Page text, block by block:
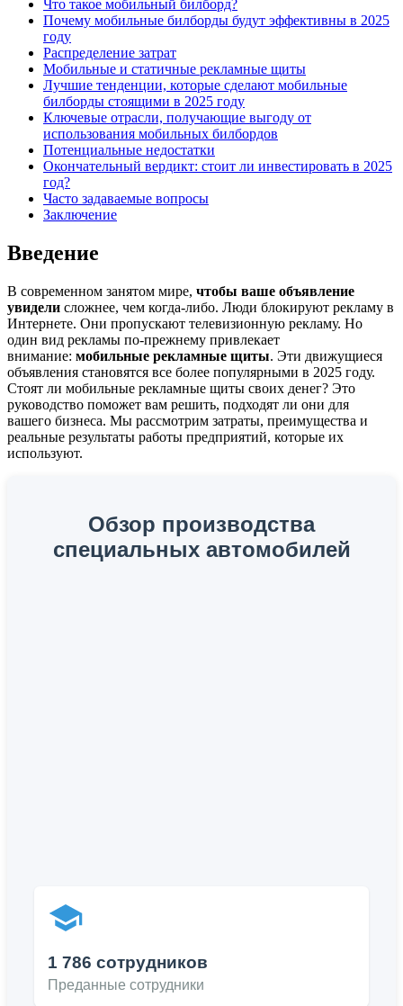
Что такое мобильный билборд?
Почему мобильные билборды будут эффективны в 2025
году
Распределение затрат
Мобильные и статичные рекламные щиты
Лучшие тенденции, которые сделают мобильные
билборды стоящими в 2025 году
Ключевые отрасли, получающие выгоду от
использования мобильных билбордов
Потенциальные недостатки
Окончательный вердикт: стоит ли инвестировать в 2025
год?
Часто задаваемые вопросы
Заключение
Введение
В современном занятом мире, чтобы ваше объявление
увидели сложнее, чем когда-либо. Люди блокируют рекламу в
Интернете. Они пропускают телевизионную рекламу. Но
один вид рекламы по-прежнему привлекает
внимание: мобильные рекламные щиты. Эти движущиеся
объявления становятся все более популярными в 2025 году.
Стоят ли мобильные рекламные щиты своих денег? Это
руководство поможет вам решить, подходят ли они для
вашего бизнеса. Мы рассмотрим затраты, преимущества и
реальные результаты работы предприятий, которые их
используют.
Обзор производства
специальных автомобилей
1 786 сотрудников
Преданные сотрудники